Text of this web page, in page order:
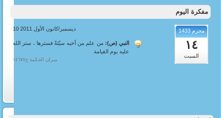
مفكرة اليوم
محرم 1433
١٤
السبت
10 ديسمبر/كانون الأول 2011
النبي (ص): من علم من أخيه سيّئةُ فسترها ، ستر الله
عليه يوم القيامة
ميزان الحكمة ح١٤٦٧٧